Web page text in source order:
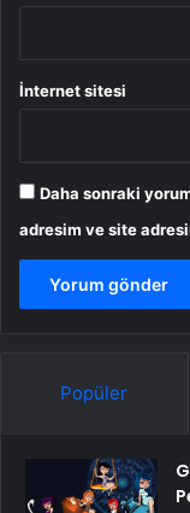
İnternet sitesi
Daha sonraki
adresim ve site
Popüler